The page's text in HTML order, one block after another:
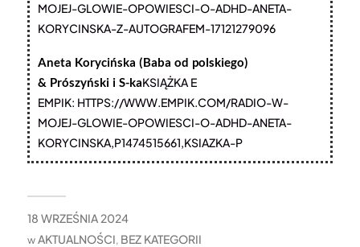
MOJEJ-GLOWIE-OPOWIESCI-O-ADHD-ANETA-
KORYCINSKA-Z-AUTOGRAFEM-17121279096
Aneta Korycińska (Baba od polskiego)
& Prószyński i S-kaKSIĄŻKA E
EMPIK: HTTPS://WWW.EMPIK.COM/RADIO-W-
MOJEJ-GLOWIE-OPOWIESCI-O-ADHD-ANETA-
KORYCINSKA,P1474515661,KSIAZKA-P
18 WRZEŚNIA 2024
wAKTUALNOŚCI, BEZ KATEGORII